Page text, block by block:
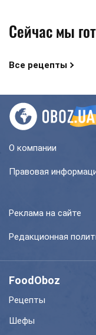
Сейчас мы
Все рецепты
О компании
Правовая
Реклама на сайте
Редакционная
FoodOboz
Рецепты
Шефы